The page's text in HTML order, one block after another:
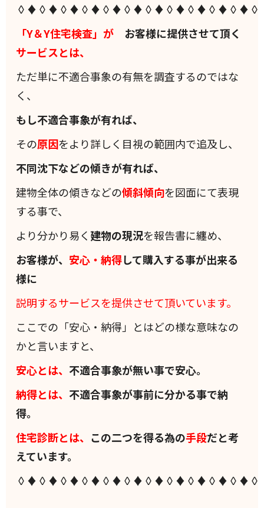
「Y＆Y住宅検査」が お客様に提供させて頂く
サービスとは、
ただ単に不適合事象の有無を調査するのではな
く、
もし不適合事象が有れば、
その原因をより詳しく目視の範囲内で追及し、
不同沈下などの傾きが有れば、
建物全体の傾きなどの傾斜傾向を図面にて表現
する事で、
より分かり易く 建物の現況を報告書に纏め、
お客様が、 安心・納得して購入する事が出来る
様に
説明するサービスを提供させて頂いています。
ここでの「安心・納得」とはどの様な意味なの
かと言いますと、
安心とは、 不適合事象が無い事で安心。
納得とは、 不適合事象が事前に分かる事で納
得。
住宅診断とは、 この二つを得る為の手段だと考
えています。